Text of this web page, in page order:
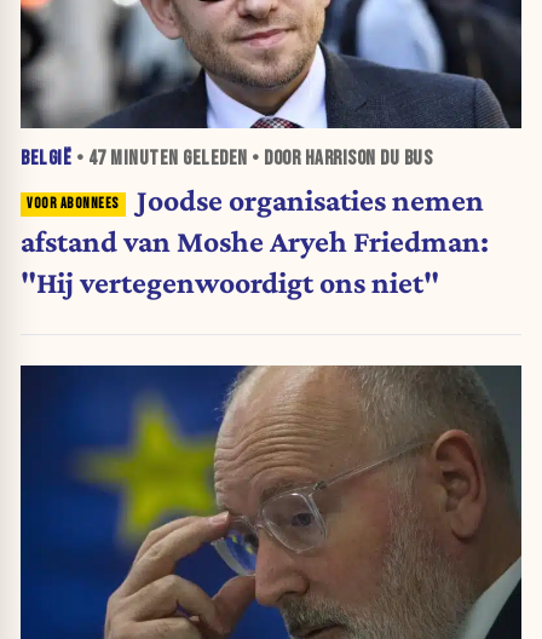
BELGIË • 47 MINUTEN GELEDEN • DOOR HARRISON DU BUS
Joodse organisaties nemen
afstand van Moshe Aryeh Friedman:
"Hij vertegenwoordigt ons niet"